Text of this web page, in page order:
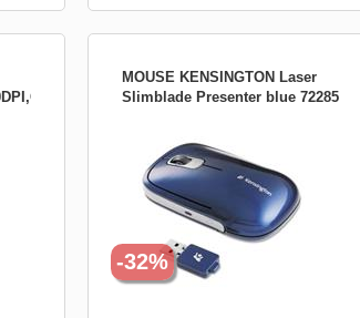
z
až
MOUSE KENSINGTON Laser
Slimblade Presenter blue 72285
umožní pohybovať sa v dokumentoch a
ľahko sa s ňou cestuje. Prepnite do
prezentačného režimu a presvetlené šípky
Vám ukážu až budete pripravený zahájiť
svoju prezentáciu. Už si nikdy nerobte
starosti s vypínaním či
-32%